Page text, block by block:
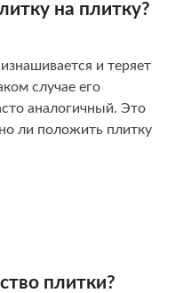
на плитку?
и теряет
случае его
аналогичный. Это
ли положить плитку
плитки?